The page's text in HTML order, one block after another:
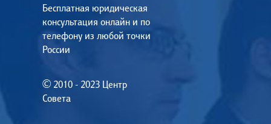
Бесплатная юридическая
консультация онлайн и по
телефону из любой точки
России
© 2010 - 2023 Центр
Совета